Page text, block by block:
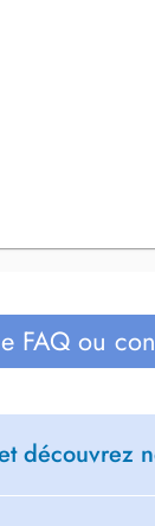
FAQ ou
découvrez